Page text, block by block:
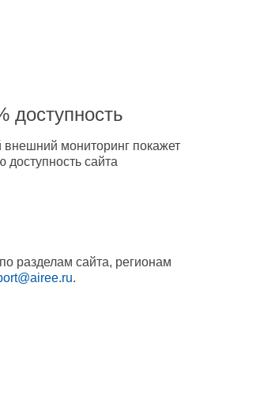
доступность
мониторинг покажет
доступность сайта
разделам сайта, регионам
.